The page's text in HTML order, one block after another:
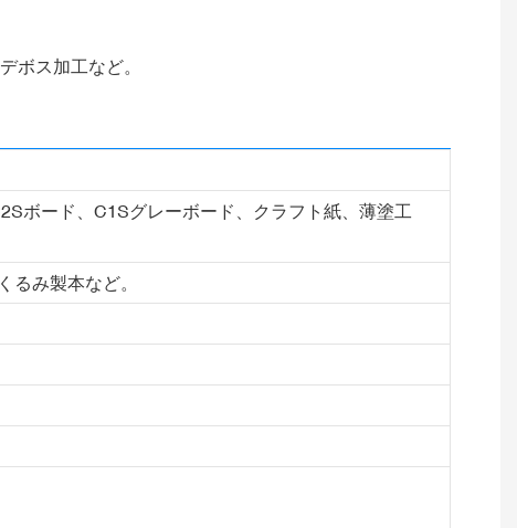
ボス加工など。
ボード、C1Sグレーボード、クラフト紙、薄塗工
るみ製本など。